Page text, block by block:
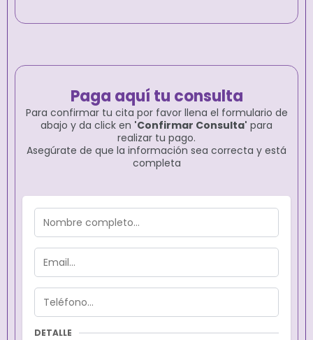
Paga aquí tu consulta
Para confirmar tu cita por favor llena el formulario de
abajo y da click en 'Confirmar Consulta' para
realizar tu pago.
Asegúrate de que la información sea correcta y está
completa
DETALLE